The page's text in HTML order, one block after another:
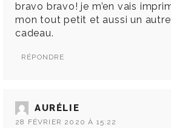
bravo bravo! je m’en vais
mon tout petit et aussi un
cadeau.
RÉPONDRE
AURÉLIE
28 FÉVRIER 2020 À 15:22